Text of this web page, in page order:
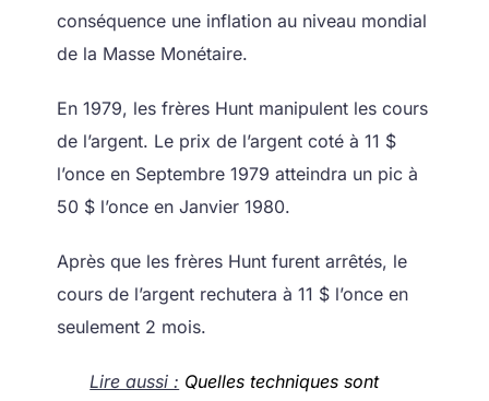
conséquence une inflation au niveau mondial
de la Masse Monétaire.
En 1979, les frères Hunt manipulent les cours
de l’argent. Le prix de l’argent coté à 11 $
l’once en Septembre 1979 atteindra un pic à
50 $ l’once en Janvier 1980.
Après que les frères Hunt furent arrêtés, le
cours de l’argent rechutera à 11 $ l’once en
seulement 2 mois.
Lire aussi : Quelles techniques sont